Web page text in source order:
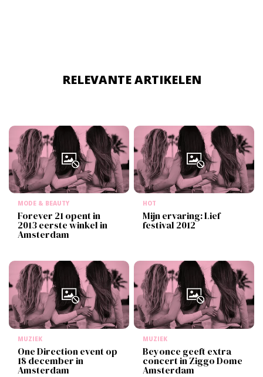
RELEVANTE ARTIKELEN
MODE & BEAUTY
Forever 21 opent in
2013 eerste winkel in
Amsterdam
HOT
Mijn ervaring: Lief
festival 2012
MUZIEK
One Direction event op
18 december in
Amsterdam
MUZIEK
Beyonce geeft extra
concert in Ziggo Dome
Amsterdam